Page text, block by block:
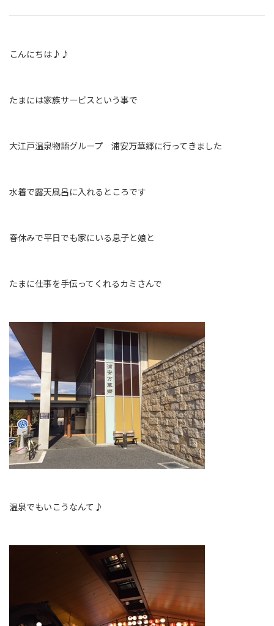
こんにちは♪♪
たまには家族サービスという事で
大江戸温泉物語グループ 浦安万華郷に行ってきました
水着で露天風呂に入れるところです
春休みで平日でも家にいる息子と娘と
たまに仕事を手伝ってくれるカミさんで
温泉でもいこうなんて♪